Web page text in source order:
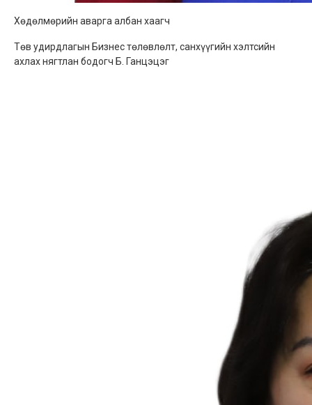
Хөдөлмөрийн аварга албан хаагч
Төв удирдлагын Бизнес төлөвлөлт, санхүүгийн хэлтсийн
ахлах нягтлан бодогч Б. Ганцэцэг